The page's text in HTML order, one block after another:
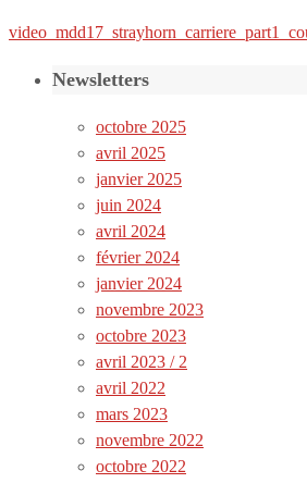
Newsletters
octobre 2025
avril 2025
janvier 2025
juin 2024
avril 2024
février 2024
janvier 2024
novembre 2023
octobre 2023
avril 2023 / 2
avril 2022
mars 2023
novembre 2022
octobre 2022